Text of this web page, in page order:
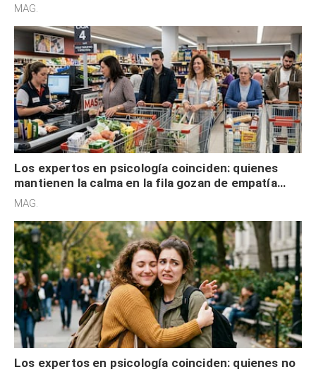
MAG.
Los expertos en psicología coinciden: quienes
mantienen la calma en la fila gozan de empatía
cognitiva, gratitud y no solo tienen autocontrol
MAG.
Los expertos en psicología coinciden: quienes no